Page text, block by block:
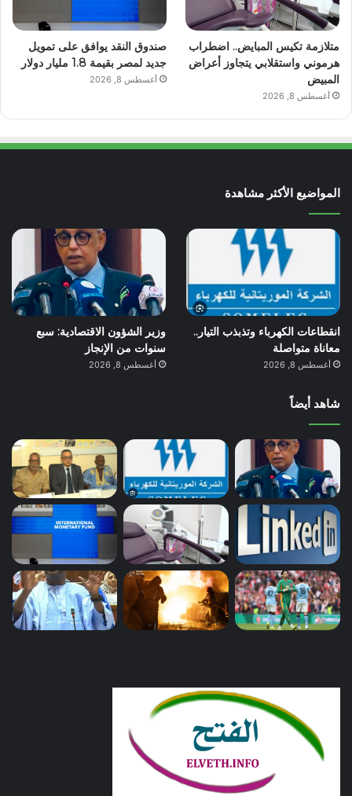
متلازمة تكيس المبايض.. اضطراب
هرموني واستقلابي يتجاوز أعراض
المبيض
أغسطس 8, 2026
صندوق النقد يوافق على تمويل
جديد لمصر بقيمة 1.8 مليار دولار
أغسطس 8, 2026
المواضيع الأكثر مشاهدة
انقطاعات الكهرباء وتذبذب التيار..
معاناة متواصلة
أغسطس 8, 2026
وزير الشؤون الاقتصادية: سبع
سنوات من الإنجاز
أغسطس 8, 2026
شاهد أيضاً